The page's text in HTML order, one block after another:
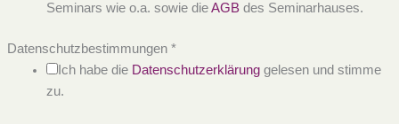
Seminars wie o.a. sowie dieAGBdes Seminarhauses.
Datenschutzbestimmungen *
Ich habe die Datenschutzerklärunggelesen und stimme
zu.